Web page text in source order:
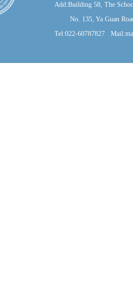
Add:Building 58, The
No. 135, Ya Guan
Tel:022-60787827